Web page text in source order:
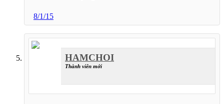
8/1/15
HAMCHOI
Thành viên mới